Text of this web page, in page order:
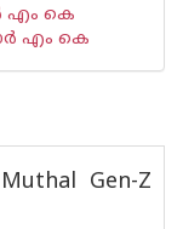
എം കെ
എം കെ
Gen-Z